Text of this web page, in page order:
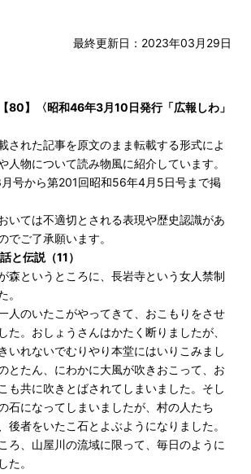
最終更新日：2023年03月29日
80】〈昭和46年3月10日発行「広報しわ」
された記事を原文のまま転載する形式によ
人物について読み物風に紹介しています。
月号から第201回昭和56年4月5日号まで掲
いては不適切とされる表現や歴史認識があ
でご了承願います。
と伝説（11）
森というところに、長岩寺という女人禁制
。
人のいたこがやってきて、おこもりをさせ
た。おしょうさんはかたく断りましたが、
いれないでむりやり本堂にはいりこみまし
とたん、にわかに大風が吹きおこって、お
も共に吹きとばされてしまいました。そし
石になってしまいましたが、村の人たち
後者をいたこ石とよぶようになりました。
ろ、山屋川の流域に限って、毎日のように
た。